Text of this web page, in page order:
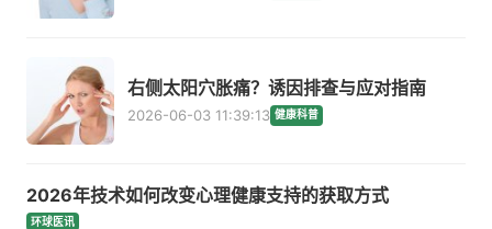
右侧太阳穴胀痛？诱因排查与应对指南
2026-06-03 11:39:13 健康科普
2026年技术如何改变心理健康支持的获取方式
环球医讯